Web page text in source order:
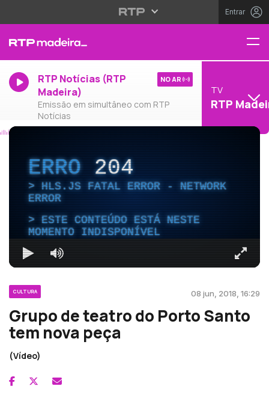
Entrar
RTP Notícias (RTP
Madeira)
Emissão em simultâneo com RTP
Notícias
NO AR
TV
RTP
ERRO204
HLS.JS FATAL ERROR - NETWORK
ERROR
ESTE CONTEÚDO ESTÁ NESTE
MOMENTO INDISPONÍVEL
CULTURA 08 jun, 2018, 16:29
Grupo de teatro do Porto Santo
tem nova peça
(Vídeo)